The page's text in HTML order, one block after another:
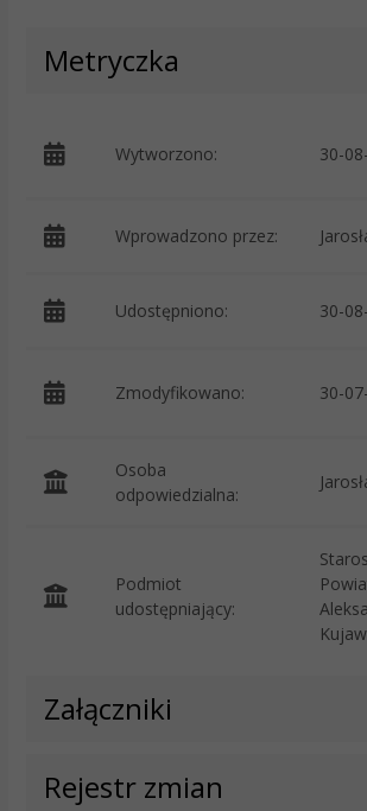
Metryczka
Wytworzono: 30-
Wprowadzono przez:
Udostępniono: 30-
Zmodyfikowano: 30-
Osoba
odpowiedzialna:
Podmiot
udostępniający:
Załączniki
Rejestr zmian